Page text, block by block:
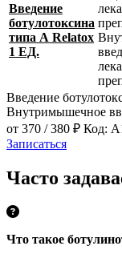
Введение
ботулотоксина
типа А Relatox
1 ЕД.
Введение
Внутримышечное
от 370 / 380 ₽ Код:
Записаться
Часто
Что такое